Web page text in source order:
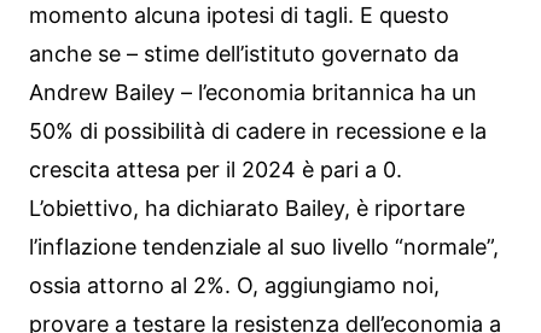
momento alcuna ipotesi di tagli. E questo
anche se – stime dell’istituto governato da
Andrew Bailey – l’economia britannica ha un
50% di possibilità di cadere in recessione e la
crescita attesa per il 2024 è pari a 0.
L’obiettivo, ha dichiarato Bailey, è riportare
l’inflazione tendenziale al suo livello “normale”,
ossia attorno al 2%. O, aggiungiamo noi,
provare a testare la resistenza dell’economia a